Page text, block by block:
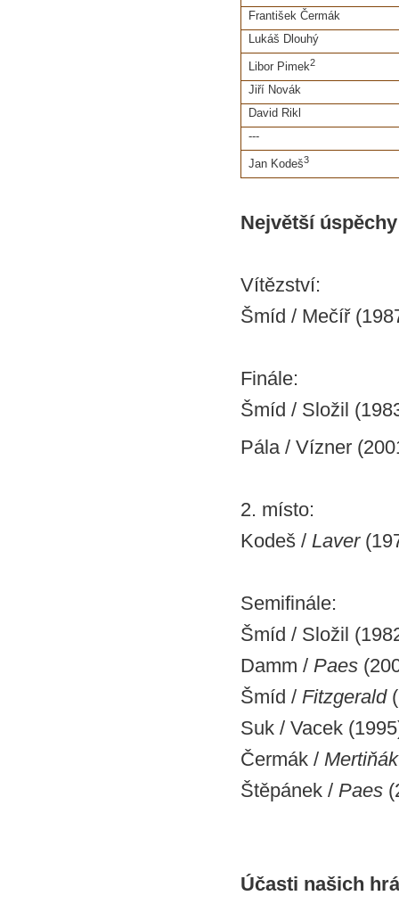
František Čermák
Lukáš Dlouhý
Libor Pimek2
Jiří Novák
David Rikl
---
Jan Kodeš3
Největší
Vítězství:
Šmíd / Mečíř
Finále:
Šmíd / Složil
Pála / Vízner
2. místo:
Kodeš / Laver
Semifinále:
Šmíd / Složil
Damm / Paes
Šmíd / Fitzgerald
Suk / Vacek
Čermák / Mertiňák
Štěpánek / Paes
Účasti našich